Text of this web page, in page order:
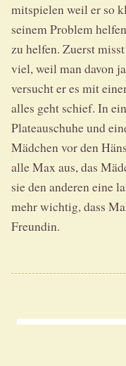
mitspielen weil er so
seinem Problem
zu helfen. Zuerst
viel, weil man davon
versucht er es mit
alles geht schief. In
Plateauschuhe und
Mädchen vor den
alle Max aus, das
sie den anderen eine
mehr wichtig, dass
Freundin.